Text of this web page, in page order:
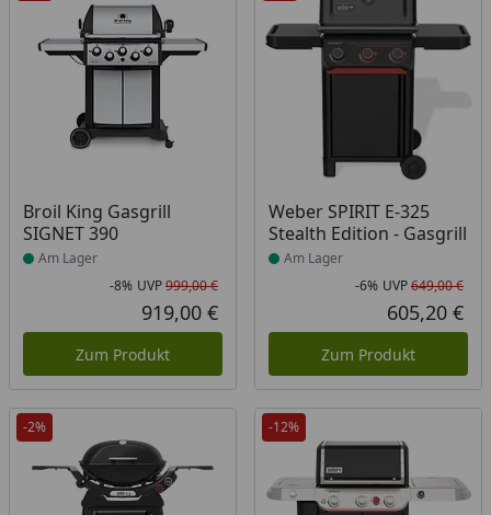
Broil King Gasgrill
SIGNET 390
Produkt am Lager
Am Lager
Rabatt in Prozent
-8%
Ursprünglicher Preis
UVP999,00 €
Aktueller Preis
919,00 €
Zum Produkt
Weber SPIRIT E-325
Stealth Edition - Gasgrill
Produkt am Lager
Am Lager
-6% UVP649,00 €
605,20 €
Zum Produkt
-2% -12%